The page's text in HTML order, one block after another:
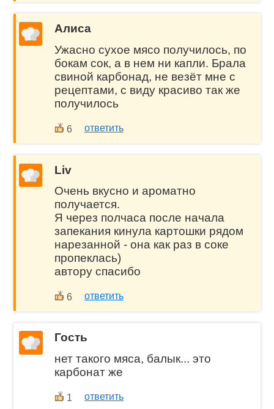
Алиса
Ужасно сухое мясо получилось, по
бокам сок, а в нем ни капли. Брала
свиной карбонад, не везёт мне с
рецептами, с виду красиво так же
получилось
6 ответить
Liv
Очень вкусно и ароматно
получается.
Я через полчаса после начала
запекания кинула картошки рядом
нарезанной - она как раз в соке
пропеклась)
автору спасибо
6 ответить
Гость
нет такого мяса, балык... это
карбонат же
1 ответить